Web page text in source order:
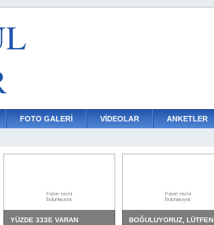
FOTO GALERİ VİDEOLAR ANKETLER
YÜZDE 333E VARAN
BOĞULUYORUZ, LÜTFEN